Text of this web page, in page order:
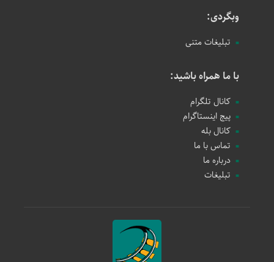
وبگردی:
تبلیغات متنی
با ما همراه باشید:
کانال تلگرام
پیج اینستاگرام
کانال بله
تماس با ما
درباره ما
تبلیغات